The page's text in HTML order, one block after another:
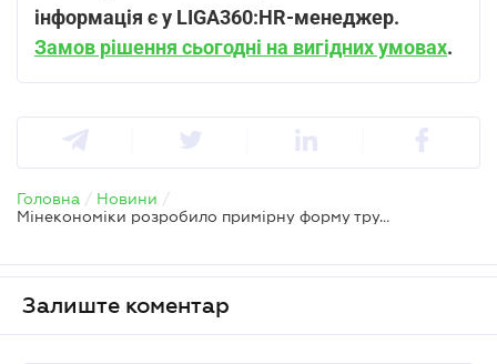
інформація є у LIGA360:HR-менеджер.
Замов рішення сьогодні на вигідних умовах.
Головна / Новини /
Мінекономіки розробило примірну форму трудового договору для фрілансерів
Залиште коментар